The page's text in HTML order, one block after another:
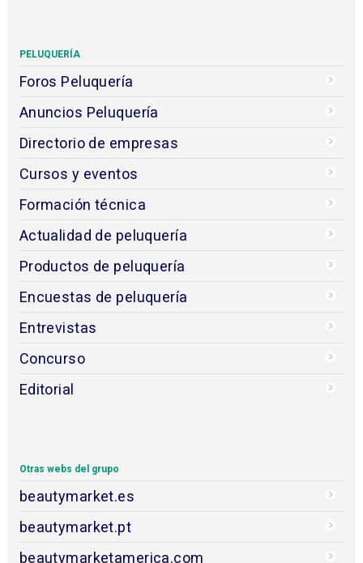
PELUQUERÍA
Foros Peluquería
Anuncios Peluquería
Directorio de empresas
Cursos y eventos
Formación técnica
Actualidad de peluquería
Productos de peluquería
Encuestas de peluquería
Entrevistas
Concurso
Editorial
Otras webs del grupo
beautymarket.es
beautymarket.pt
beautymarketamerica.com